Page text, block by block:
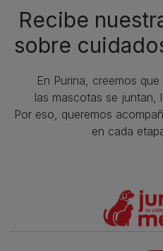
Recibe
sobre
En Purina, creemos
las mascotas se juntan,
Por eso, queremos
en cada